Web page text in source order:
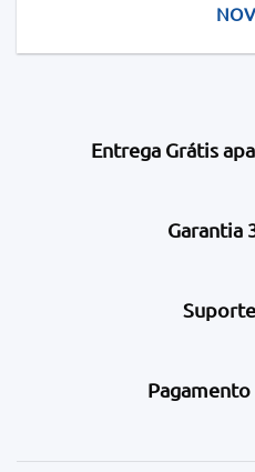
Entrega Grátis
Garantia
Pagamento